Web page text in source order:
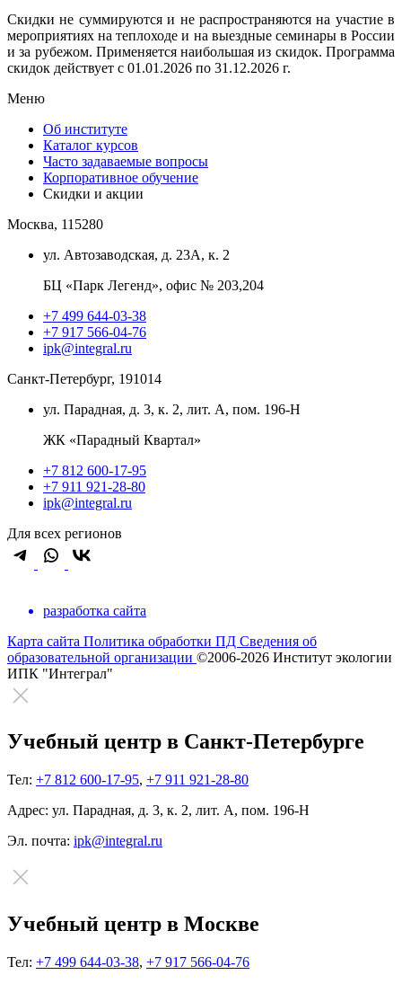
Скидки не суммируются и не распространяются на участие в
мероприятиях на теплоходе и на выездные семинары в России
и за рубежом. Применяется наибольшая из скидок. Программа
скидок действует с 01.01.2026 по 31.12.2026 г.
Меню
Об институте
Каталог курсов
Часто задаваемые вопросы
Корпоративное обучение
Скидки и акции
Москва, 115280
ул. Автозаводская, д. 23А, к. 2
БЦ «Парк Легенд», офис № 203,204
+7 499 644-03-38
+7 917 566-04-76
ipk@integral.ru
Санкт-Петербург, 191014
ул. Парадная, д. 3, к. 2, лит. А, пом. 196-Н
ЖК «Парадный Квартал»
+7 812 600-17-95
+7 911 921-28-80
ipk@integral.ru
Для всех регионов
разработка сайта
Карта сайта Политика обработки ПД Сведения об
образовательной организации ©2006-2026 Институт экологии
ИПК "Интеграл"
Учебный центр в Санкт-Петербурге
Тел: +7 812 600-17-95, +7 911 921-28-80
Адрес: ул. Парадная, д. 3, к. 2, лит. А, пом. 196-Н
Эл. почта: ipk@integral.ru
Учебный центр в Москве
Тел: +7 499 644-03-38, +7 917 566-04-76